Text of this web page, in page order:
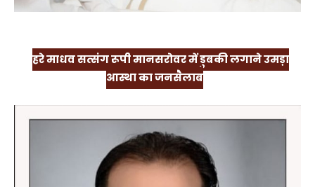
हरे माधव सत्संग रूपी मानसरोवर में डुबकी लगाने उमड़ा
आस्था का जनसैलाब